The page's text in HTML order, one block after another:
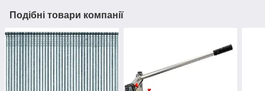
Подібні товари компанії